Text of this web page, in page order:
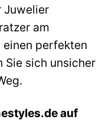
Juwelier
am
perfekten
Sie sich unsicher
auf